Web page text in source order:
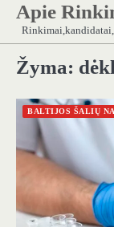
Skip
content
Apie
Žyma:
BALTIJOS ŠALIŲ